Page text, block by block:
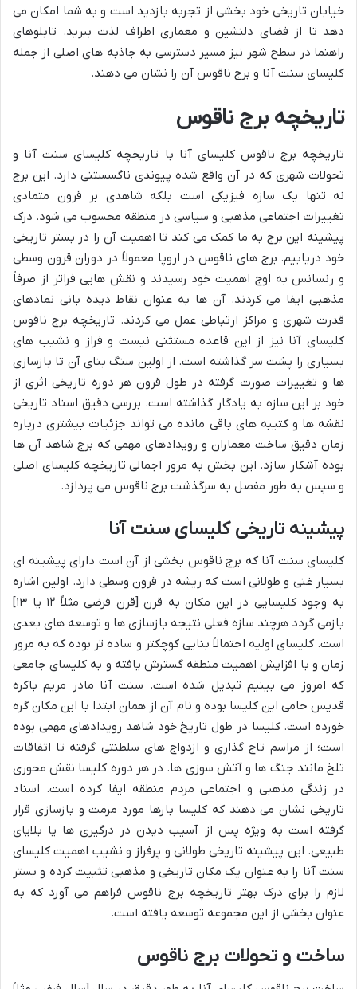
خیابان تاریخی خود بخشی از تجربه بازدید است و به شما امکان می
دهد تا از فضای دلنشین و معماری اطراف لذت ببرید. تابلوهای
راهنما در سطح شهر نیز مسیر دسترسی به جاذبه های اصلی از جمله
کلیسای سنت آنا و برج ناقوس آن را نشان می دهند.
تاریخچه برج ناقوس
تاریخچه برج ناقوس کلیسای آنا با تاریخچه کلیسای سنت آنا و
تحولات شهری که در آن واقع شده پیوندی ناگسستنی دارد. این برج
نه تنها یک سازه فیزیکی است بلکه شاهدی بر قرون متمادی
تغییرات اجتماعی مذهبی و سیاسی در منطقه محسوب می شود. درک
پیشینه این برج به ما کمک می کند تا اهمیت آن را در بستر تاریخی
خود دریابیم. برج های ناقوس در اروپا معمولاً در دوران قرون وسطی
و رنسانس به اوج اهمیت خود رسیدند و نقش هایی فراتر از صرفاً
مذهبی ایفا می کردند. آن ها به عنوان نقاط دیده بانی نمادهای
قدرت شهری و مراکز ارتباطی عمل می کردند. تاریخچه برج ناقوس
کلیسای آنا نیز از این قاعده مستثنی نیست و فراز و نشیب های
بسیاری را پشت سر گذاشته است. از اولین سنگ بنای آن تا بازسازی
ها و تغییرات صورت گرفته در طول قرون هر دوره تاریخی اثری از
خود بر این سازه به یادگار گذاشته است. بررسی دقیق اسناد تاریخی
نقشه ها و کتیبه های باقی مانده می تواند جزئیات بیشتری درباره
زمان دقیق ساخت معماران و رویدادهای مهمی که برج شاهد آن ها
بوده آشکار سازد. این بخش به مرور اجمالی تاریخچه کلیسای اصلی
و سپس به طور مفصل به سرگذشت برج ناقوس می پردازد.
پیشینه تاریخی کلیسای سنت آنا
کلیسای سنت آنا که برج ناقوس بخشی از آن است دارای پیشینه ای
بسیار غنی و طولانی است که ریشه در قرون وسطی دارد. اولین اشاره
به وجود کلیسایی در این مکان به قرن [قرن فرضی مثلاً ۱۲ یا ۱۳]
بازمی گردد هرچند سازه فعلی نتیجه بازسازی ها و توسعه های بعدی
است. کلیسای اولیه احتمالاً بنایی کوچکتر و ساده تر بوده که به مرور
زمان و با افزایش اهمیت منطقه گسترش یافته و به کلیسای جامعی
که امروز می بینیم تبدیل شده است. سنت آنا مادر مریم باکره
قدیس حامی این کلیسا بوده و نام آن از همان ابتدا با این مکان گره
خورده است. کلیسا در طول تاریخ خود شاهد رویدادهای مهمی بوده
است؛ از مراسم تاج گذاری و ازدواج های سلطنتی گرفته تا اتفاقات
تلخ مانند جنگ ها و آتش سوزی ها. در هر دوره کلیسا نقش محوری
در زندگی مذهبی و اجتماعی مردم منطقه ایفا کرده است. اسناد
تاریخی نشان می دهند که کلیسا بارها مورد مرمت و بازسازی قرار
گرفته است به ویژه پس از آسیب دیدن در درگیری ها یا بلایای
طبیعی. این پیشینه تاریخی طولانی و پرفراز و نشیب اهمیت کلیسای
سنت آنا را به عنوان یک مکان تاریخی و مذهبی تثبیت کرده و بستر
لازم را برای درک بهتر تاریخچه برج ناقوس فراهم می آورد که به
عنوان بخشی از این مجموعه توسعه یافته است.
ساخت و تحولات برج ناقوس